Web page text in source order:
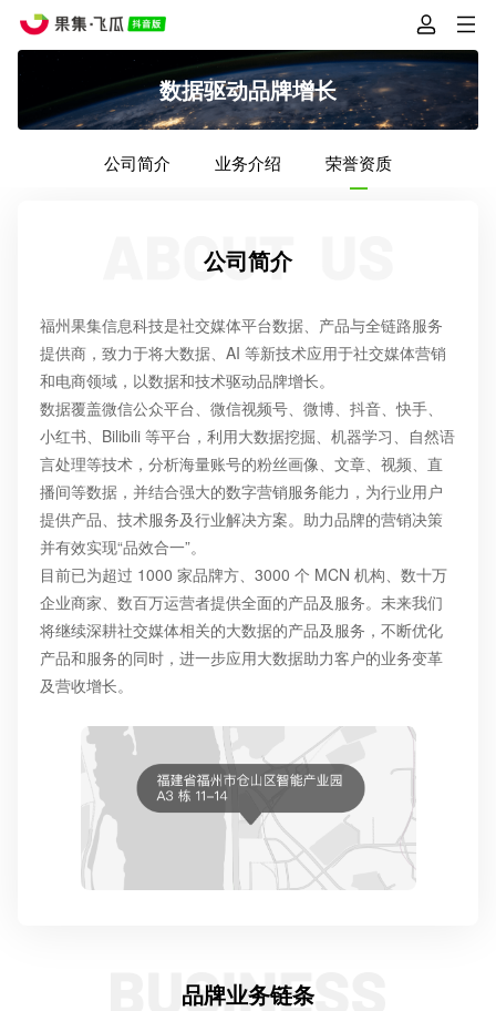
数据驱动品牌增长
公司简介 业务介绍 荣誉资质
公司简介
福州果集信息科技是社交媒体平台数据、产品与全链路服务
提供商，致力于将大数据、AI 等新技术应用于社交媒体营销
和电商领域，以数据和技术驱动品牌增长。
数据覆盖微信公众平台、微信视频号、微博、抖音、快手、
小红书、Bilibili 等平台，利用大数据挖掘、机器学习、自然语
言处理等技术，分析海量账号的粉丝画像、文章、视频、直
播间等数据，并结合强大的数字营销服务能力，为行业用户
提供产品、技术服务及行业解决方案。助力品牌的营销决策
并有效实现“品效合一”。
目前已为超过 1000 家品牌方、3000 个 MCN 机构、数十万
企业商家、数百万运营者提供全面的产品及服务。未来我们
将继续深耕社交媒体相关的大数据的产品及服务，不断优化
产品和服务的同时，进一步应用大数据助力客户的业务变革
及营收增长。
品牌业务链条